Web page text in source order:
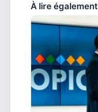
À lire également